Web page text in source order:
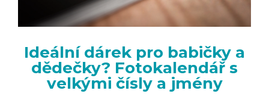
Ideální dárek pro babičky a
dědečky? Fotokalendář s
velkými čísly a jmény